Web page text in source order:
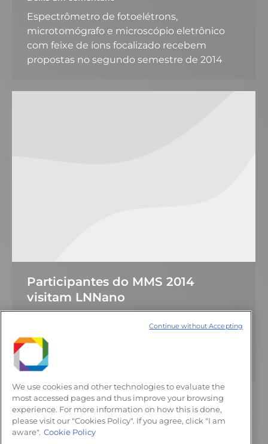
Espectrômetro de fotoelétrons,
microtomógrafo e microscópio eletrônico
com feixe de íons focalizado recebem
propostas no segundo semestre de 2014
Participantes do MMS 2014
visitam LNNano
Pela primeira vez no Brasil, evento reuniu
especialistas em micromáquinas e sensores
← 1 … 49 50 51 52 53
We use cookies and other technologies to evaluate the
most accessed pages and thus improve your browsing
experience. For more information on how this is done,
please visit our "Cookies Policy". If you agree, click "I am
aware". Cookie Policy
Continue without Accepting